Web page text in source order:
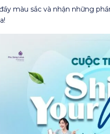
màu sắc và nhận những